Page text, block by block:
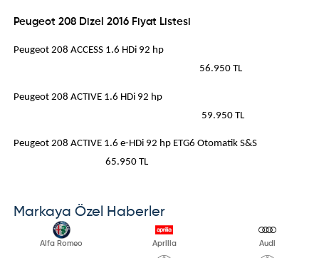
Peugeot 208 Dizel 2016 Fiyat Listesi
Peugeot 208 ACCESS 1.6 HDi 92 hp
56.950 TL
Peugeot 208 ACTIVE 1.6 HDi 92 hp
59.950 TL
Peugeot 208 ACTIVE 1.6 e-HDi 92 hp ETG6 Otomatik S&S
65.950 TL
Markaya Özel Haberler
Alfa Romeo Aprilia Audi